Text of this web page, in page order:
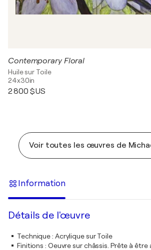
Contemporary Floral
Huile sur Toile
24x30in
2 800 $US
Voir toutes les œuvres de
Information
Détails de l'œuvre
Technique: Acrylique sur Toile
Finitions : Oeuvre sur châssis. Prête à être